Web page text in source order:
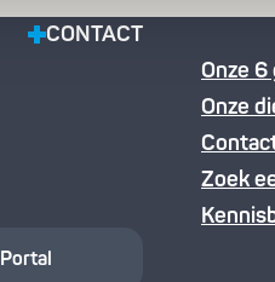
CONTACT
Portal
Onze
Onze
Zoek